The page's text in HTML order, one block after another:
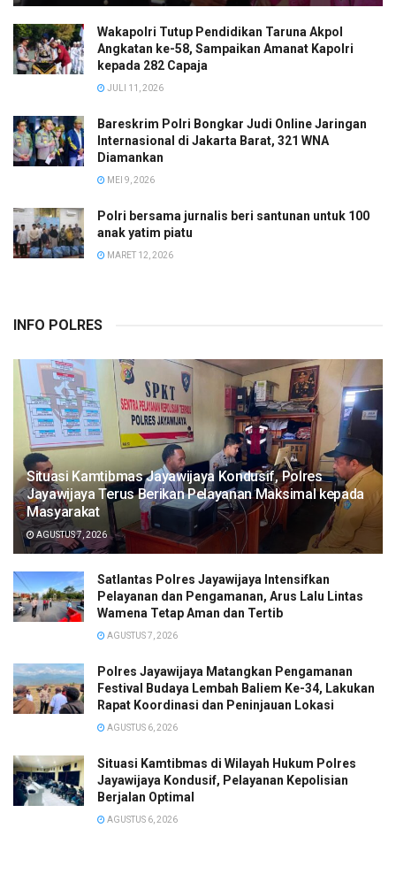
Wakapolri Tutup Pendidikan Taruna Akpol
Angkatan ke-58, Sampaikan Amanat Kapolri
kepada 282 Capaja
JULI 11, 2026
Bareskrim Polri Bongkar Judi Online Jaringan
Internasional di Jakarta Barat, 321 WNA
Diamankan
MEI 9, 2026
Polri bersama jurnalis beri santunan untuk 100
anak yatim piatu
MARET 12, 2026
INFO POLRES
Situasi Kamtibmas Jayawijaya Kondusif, Polres
Jayawijaya Terus Berikan Pelayanan Maksimal kepada
Masyarakat
AGUSTUS 7, 2026
Satlantas Polres Jayawijaya Intensifkan
Pelayanan dan Pengamanan, Arus Lalu Lintas
Wamena Tetap Aman dan Tertib
AGUSTUS 7, 2026
Polres Jayawijaya Matangkan Pengamanan
Festival Budaya Lembah Baliem Ke-34, Lakukan
Rapat Koordinasi dan Peninjauan Lokasi
AGUSTUS 6, 2026
Situasi Kamtibmas di Wilayah Hukum Polres
Jayawijaya Kondusif, Pelayanan Kepolisian
Berjalan Optimal
AGUSTUS 6, 2026